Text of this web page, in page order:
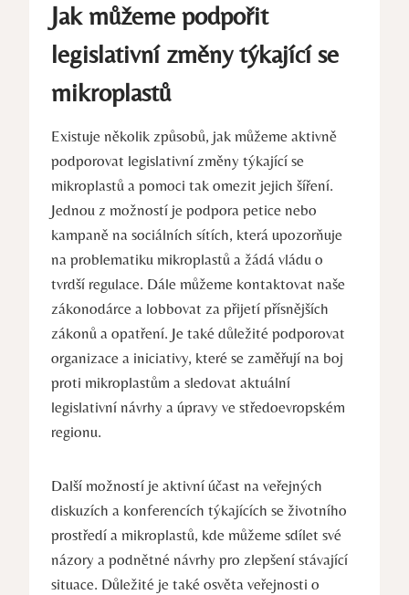
Jak můžeme podpořit
legislativní změny týkající se
mikroplastů
Existuje několik způsobů, jak můžeme aktivně
podporovat legislativní změny týkající se
mikroplastů a pomoci tak omezit jejich šíření.
Jednou z možností je podpora petice nebo
kampaně na sociálních sítích, která upozorňuje
na problematiku mikroplastů a žádá vládu o
tvrdší regulace. Dále můžeme kontaktovat naše
zákonodárce a lobbovat za přijetí přísnějších
zákonů a opatření. Je také důležité podporovat
organizace a iniciativy, které se zaměřují na boj
proti mikroplastům a sledovat aktuální
legislativní návrhy a úpravy ve středoevropském
regionu.
Další možností je aktivní účast na veřejných
diskuzích a konferencích týkajících se životního
prostředí a mikroplastů, kde můžeme sdílet své
názory a podnětné návrhy pro zlepšení stávající
situace. Důležité je také osvěta veřejnosti o